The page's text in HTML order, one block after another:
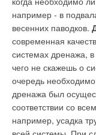
например - в
весенних паводков.
современная
системах дренажа,
чего не скажешь о
очередь
дренажа был
соответствии со
например, усадка